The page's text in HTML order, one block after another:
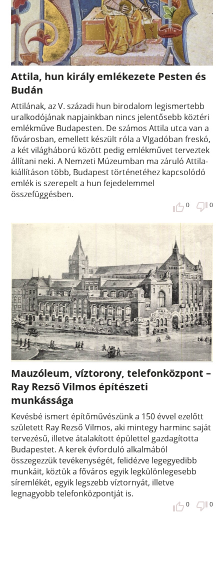
Attila, hun király emlékezete Pesten és
Budán
Attilának, az V. századi hun birodalom legismertebb
uralkodójának napjainkban nincs jelentősebb köztéri
emlékműve Budapesten. De számos Attila utca van a
fővárosban, emellett készült róla a VIgadóban freskó,
a két világháború között pedig emlékművet terveztek
állítani neki. A Nemzeti Múzeumban ma záruló Attila-
kiállításon több, Budapest történetéhez kapcsolódó
emlék is szerepelt a hun fejedelemmel
összefüggésben.
0 0
Mauzóleum, víztorony, telefonközpont –
Ray Rezső Vilmos építészeti
munkássága
Kevésbé ismert építőművészünk a 150 évvel ezelőtt
született Ray Rezső Vilmos, aki mintegy harminc saját
tervezésű, illetve átalakított épülettel gazdagította
Budapestet. A kerek évforduló alkalmából
összegezzük tevékenységét, felidézve legegyedibb
munkáit, köztük a főváros egyik legkülönlegesebb
síremlékét, egyik legszebb víztornyát, illetve
legnagyobb telefonközpontját is.
0 0